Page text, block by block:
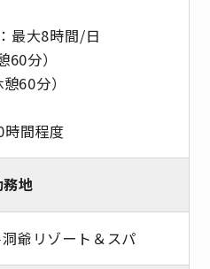
最大8時間/日
分）
60分）
時間程度
務地
爺リゾート＆スパ